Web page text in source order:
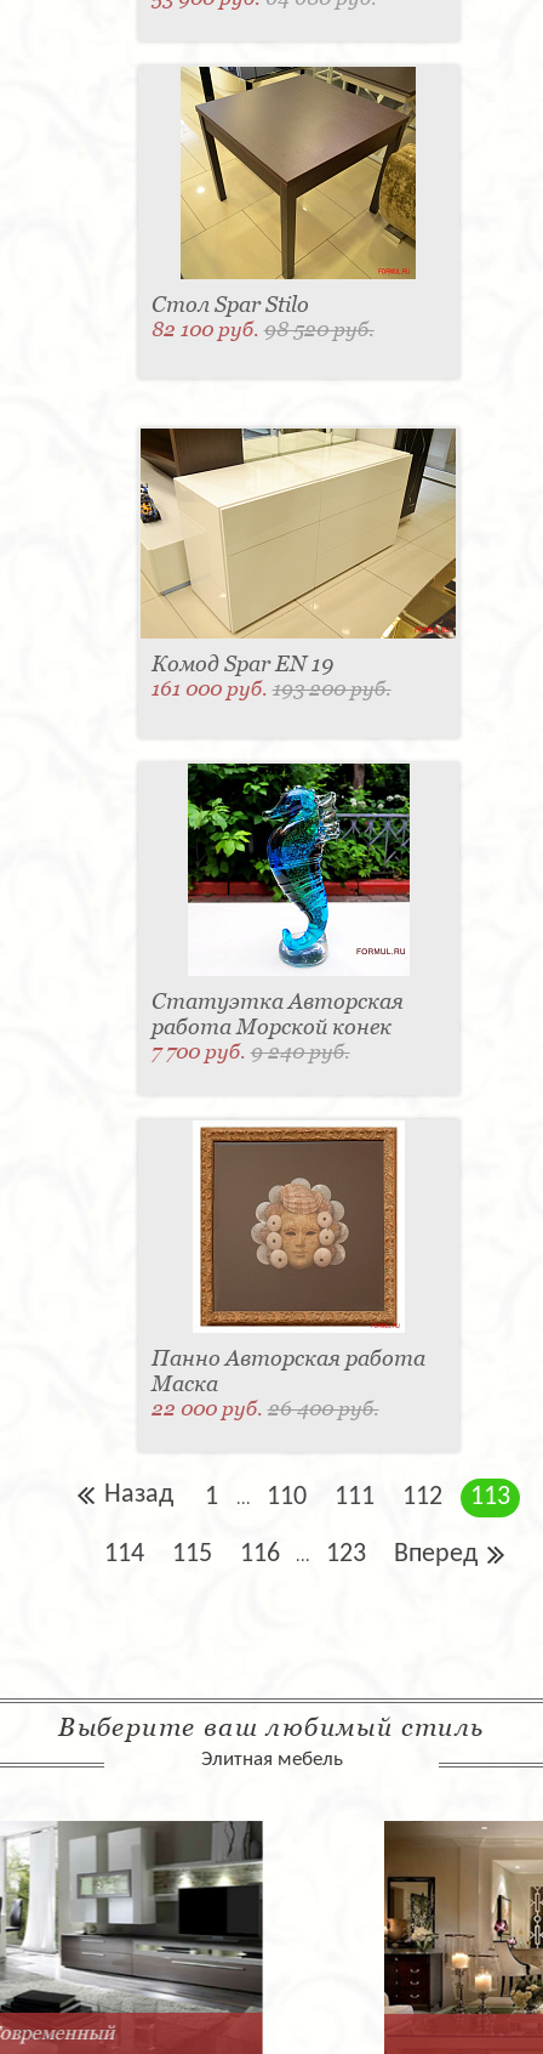
Стол Spar Stilo
82 100 руб.98 520 руб.
Комод Spar EN 19
161 000 руб.193 200 руб.
Статуэтка Авторская
работа Морской конек
7 700 руб.9 240 руб.
Панно Авторская работа
Маска
22 000 руб.26 400 руб.
Назад 1 ... 110 111 112 113
114 115 116 ... 123 Вперед
Выберите ваш любимый стиль
Элитная мебель